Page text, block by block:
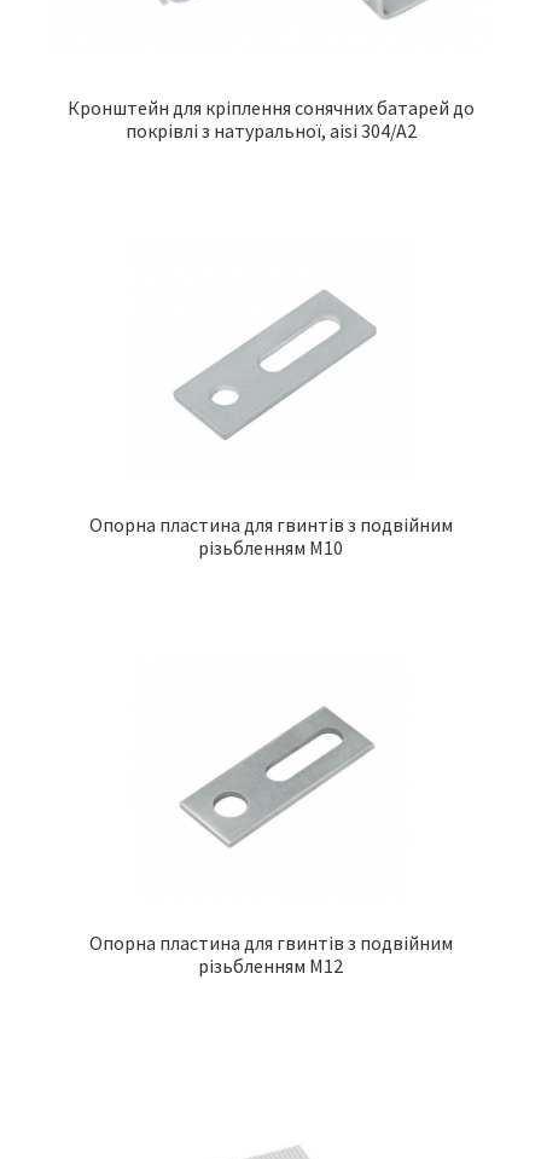
Кронштейн для кріплення сонячних батарей до
покрівлі з натуральної, aisi 304/A2
Опорна пластина для гвинтів з подвійним
різьбленням M10
Опорна пластина для гвинтів з подвійним
різьбленням M12